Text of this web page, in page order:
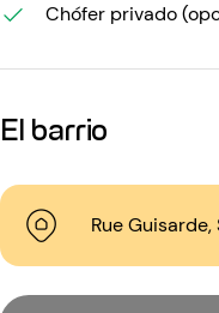
Chófer privado
El barrio
Rue